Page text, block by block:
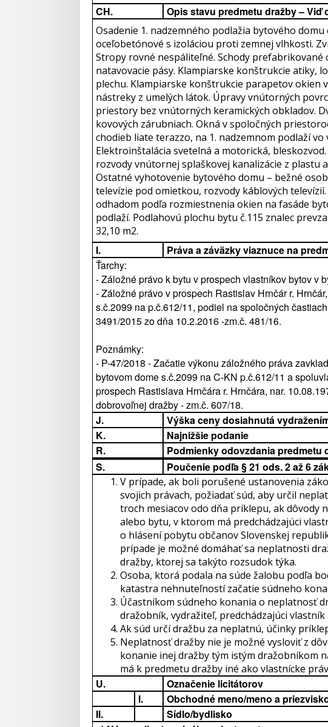
CH. Opis stavu predmetu dražby – Viď
Osadenie 1. nadzemného podlažia bytového
oceľobetónové s izoláciou proti zemnej vlhkosti.
Stropy rovné nespáliteľné. Schody
natavovacie pásy. Klampiarske konštrukcie atiky,
plechu. Klampiarske konštrukcie parapetov okien
nástreky z umelých látok. Úpravy vnútorných
priestory bez vnútorných keramických obkladov.
kovových zárubniach. Okná v spoločných
chodieb liate terazzo, na 1. nadzemnom podlaží
Elektroinštalácia svetelná a motorická,
rozvody vnútornej splaškovej kanalizácie z plastu
Ostatné vyhotovenie bytového domu – bežné
televízie pod omietkou, rozvody káblových
odhadom podľa rozmiestnenia okien na fasáde
podlaží. Podlahovú plochu bytu č.115 znalec
32,10 m2.
I.
Práva a záväzky viaznuce na
Ťarchy:
- Záložné právo k bytu v prospech vlastníkov bytov v
- Záložné právo v prospech Rastislav Hrnčár r.
s.č.2099 na p.č.612/11, podiel na spoločných
3491/2015 zo dňa 10.2.2016 -zm.č. 481/16.
Poznámky:
- P-47/2018 - Začatie výkonu záložného práva
bytovom dome s.č.2099 na C-KN p.č.612/11 a
prospech Rastislava Hrnčára r. Hrnčára, nar.
dobrovoľnej dražby - zm.č. 607/18.
J.
Výška ceny dosiahnutá
K. Najnižšie podanie
R.
Podmienky odovzdania predmetu
S.
Poučenie podľa § 21 ods. 2 až 6
V prípade, ak boli porušené ustanovenia
svojich právach, požiadať súd, aby určil
troch mesiacov odo dňa príklepu, ak dôvody
alebo bytu, v ktorom má predchádzajúci
o hlásení pobytu občanov Slovenskej
prípade je možné domáhať sa neplatnosti
dražby, ktorej sa takýto rozsudok týka.
Osoba, ktorá podala na súde žalobu podľa
katastra nehnuteľností začatie súdneho
Účastníkom súdneho konania o neplatnosť
dražobník, vydražiteľ, predchádzajúci
Ak súd určí dražbu za neplatnú, účinky
Neplatnosť dražby nie je možné vysloviť z
konanie inej dražby tým istým dražobníkom
má k predmetu dražby iné ako vlastnícke
U.
Označenie licitátorov
I.
Obchodné meno/meno a
II.
Sídlo/bydlisko